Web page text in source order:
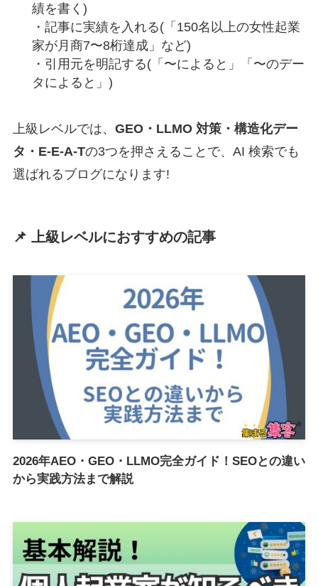
績を書く)
・記事に実績を入れる(「150名以上の女性起業
家が月商7〜8桁達成」など)
・引用元を明記する(「〜によると」「〜のデー
タによると」)
上級レベルでは、 GEO・LLMO 対策・構造化デー
タ・E-E-A-Tの3つを押さえることで、AI 検索でも
選ばれるブログになります!
📌 上級レベルにおすすめの記事
2026年AEO・GEO・LLMO完全ガイド！SEOとの違い
から実践方法まで解説